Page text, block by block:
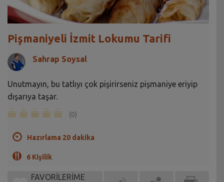
Pişmaniyeli İzmit Lokumu Tarifi
Sahrap Soysal
Unutmayın, bu tatlıyı çok pişirirseniz pişmaniye eriyip
dışarıya taşar.
(0)
Hazırlama 20 dakika
6 Kişilik
FAVORİLERİME